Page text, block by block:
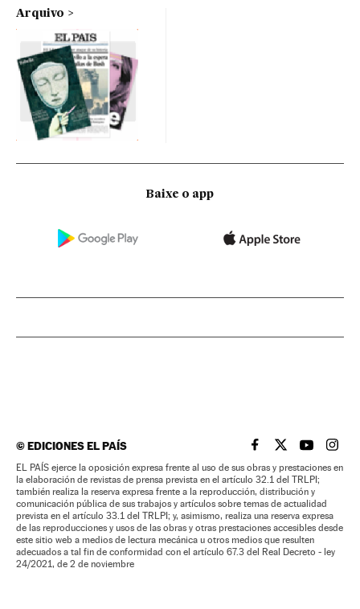
Arquivo
Baixe o app
©EDICIONES EL PAÍS EL PAÍS BRASIL EN
EL PAÍSEL PAÍS
EL
EL PAÍS ejerce la oposición expresa frente al uso de sus obras y prestaciones en
la elaboración de revistas de prensa prevista en el artículo 32.1 del TRLPI;
también realiza la reserva expresa frente a la reproducción, distribución y
comunicación pública de sus trabajos y artículos sobre temas de actualidad
prevista en el artículo 33.1 del TRLPI; y, asimismo, realiza una reserva expresa
de las reproducciones y usos de las obras y otras prestaciones accesibles desde
este sitio web a medios de lectura mecánica u otros medios que resulten
adecuados a tal fin de conformidad con el artículo 67.3 del Real Decreto - ley
24/2021, de 2 de noviembre